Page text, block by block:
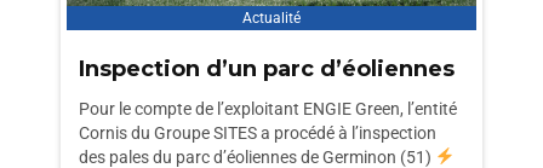
Actualité
Inspection d’un parc d’éoliennes
Pour le compte de l’exploitant ENGIE Green, l’entité
Cornis du Groupe SITES a procédé à l’inspection
des pales du parc d’éoliennes de Germinon (51)